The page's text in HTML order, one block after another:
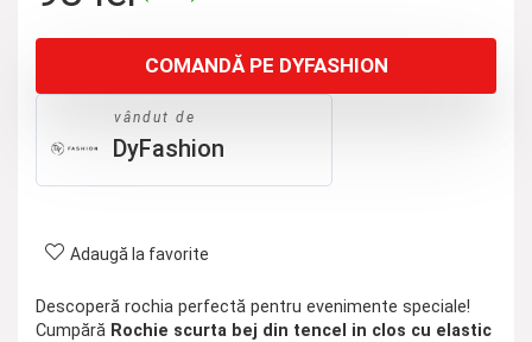
a
fost:
140 lei.
este:
98 lei.
COMANDĂ PE DYFASHION
vândut de
DyFashion
Adaugă la favorite
Descoperă rochia perfectă pentru evenimente speciale!
Cumpără Rochie scurta bej din tencel in clos cu elastic